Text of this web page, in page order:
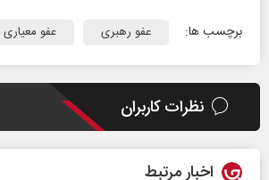
برچسب ها: عفو رهبری عفو معیاری
نظرات کاربران
اخبار مرتبط